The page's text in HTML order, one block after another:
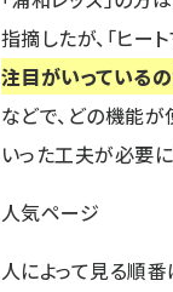
指摘したが、「ヒー
注目がいっている
などで、どの機能
いった工夫が必要に
人気ページ
人によって見る順番